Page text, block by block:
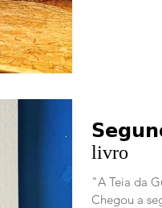
livro
"A Teia da
Chegou a